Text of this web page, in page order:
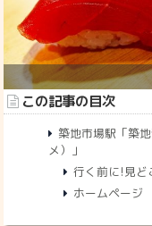
この記事の目次
築地市場駅「築
メ）」
行く前に!見ど
ホームページ